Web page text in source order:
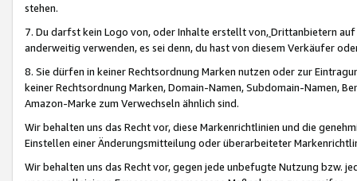
stehen.
7. Du darfst kein Logo von, oder Inhalte erstellt von,Drittanbietern auf
anderweitig verwenden, es sei denn, du hast von diesem Verkäufer
8. Sie dürfen in keiner Rechtsordnung Marken nutzen oder zur
keiner Rechtsordnung Marken, Domain-Namen, Subdomain-Namen,
Amazon-Marke zum Verwechseln ähnlich sind.
Wir behalten uns das Recht vor, diese Markenrichtlinien und die
Einstellen einer Änderungsmitteilung oder überarbeiteter
Wir behalten uns das Recht vor, gegen jede unbefugte Nutzung bzw.